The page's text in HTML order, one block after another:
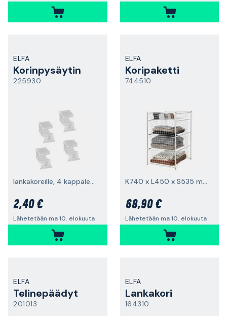
ELFA
Korinpysäytin
225930
lankakoreille, 4 kappaleen pakkaus
2,40 €
Lähetetään ma 10. elokuuta
ELFA
Koripaketti
744510
K740 x L450 x S535 mm, valkoinen
68,90 €
Lähetetään ma 10. elokuuta
ELFA
Telinepäädyt
201013
ELFA
Lankakori
164310